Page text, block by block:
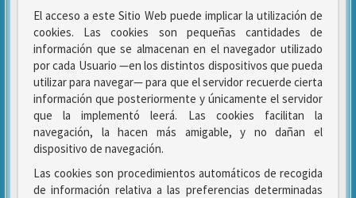
El acceso a este Sitio Web puede implicar la utilización de
cookies. Las cookies son pequeñas cantidades de
información que se almacenan en el navegador utilizado
por cada Usuario —en los distintos dispositivos que pueda
utilizar para navegar— para que el servidor recuerde cierta
información que posteriormente y únicamente el servidor
que la implementó leerá. Las cookies facilitan la
navegación, la hacen más amigable, y no dañan el
dispositivo de navegación.
Las cookies son procedimientos automáticos de recogida
de información relativa a las preferencias determinadas